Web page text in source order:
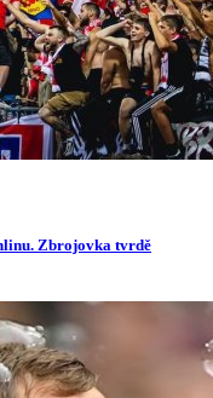
Zbrojovka tvrdě